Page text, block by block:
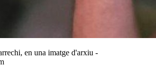
en una imatge d'arxiu -